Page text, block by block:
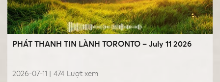
PHÁT THANH TIN LÀNH TORONTO – July 11 2026
2026-07-11 | Lượt xem
474